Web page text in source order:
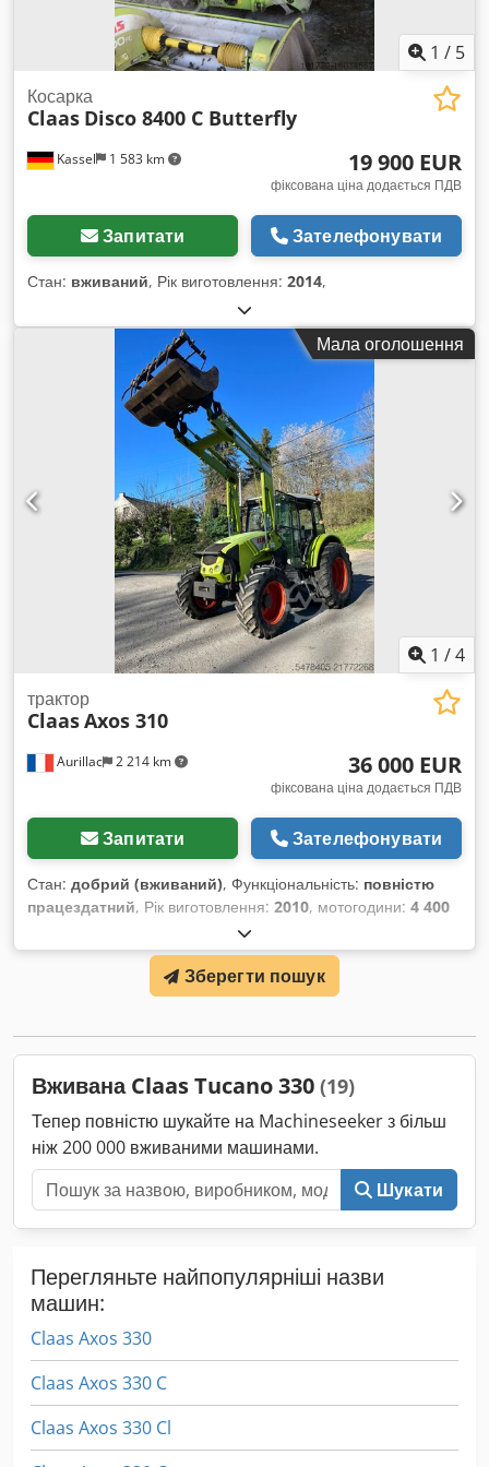
1 / 5
Kassel 1 583 km
Косарка
Claas Disco 8400 C Butterfly
19 900 EUR
фіксована ціна додається ПДВ
Запитати Зателефонувати
Стан: вживаний, Рік виготовлення: 2014,
Мала оголошення
1 /4
Aurillac 2 214 km
трактор
ClaasAxos 310
36 000 EUR
фіксована ціна додається ПДВ
Запитати Зателефонувати
Стан: добрий (вживаний), Функціональність: повністю
працездатний, Рік виготовлення: 2010, мотогодини: 4 400
55,16 кВт (75,00 к.с.)
транспортного засобу:A2204DAA2203584, Обладнання:
, Гідравлічний реверсор, без кондиціонера,
навантажувач FL80 Dsdpfx Aey Eq Upjh Nskr
Зберегти пошук
Вживана Claas Tucano 330 (19)
Тепер повністю шукайте на Machineseeker з більш
ніж 200 000 вживаними машинами.
Шукати
Перегляньте найпопулярніші назви
машин:
Claas Axos 330
Claas Axos 330 C
Claas Axos 330 Cl